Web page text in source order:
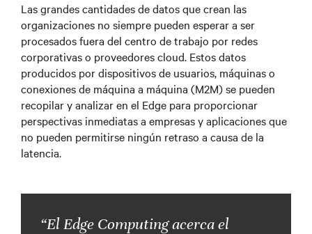
Las grandes cantidades de datos que crean las
organizaciones no siempre pueden esperar a ser
procesados fuera del centro de trabajo por redes
corporativas o proveedores cloud. Estos datos
producidos por dispositivos de usuarios, máquinas o
conexiones de máquina a máquina (M2M) se pueden
recopilar y analizar en el Edge para proporcionar
perspectivas inmediatas a empresas y aplicaciones que
no pueden permitirse ningún retraso a causa de la
latencia.
“El Edge Computingacerca el